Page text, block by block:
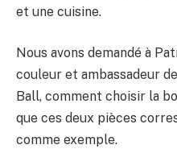
et une cuisine.
Nous avons demandé à
couleur et ambassadeur
Ball, comment choisir la
que ces deux pièces
comme exemple.